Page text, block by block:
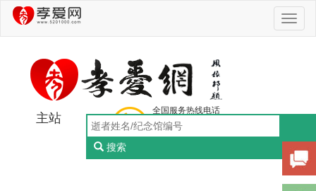
主站
搜索
全国服务热线电话
0756-5505888
工作日：9:00-18:00（周一至周五）